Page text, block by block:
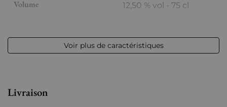
Volume 12,50 % vol - 75 cl
Niveau Parfait
Voir plus de caractéristiques
Livraison